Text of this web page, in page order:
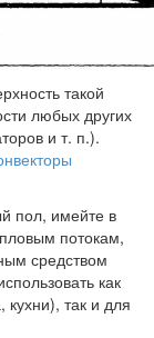
такой
любых других
и т. п.).
пол, имейте в
потокам,
средством
как
так и для